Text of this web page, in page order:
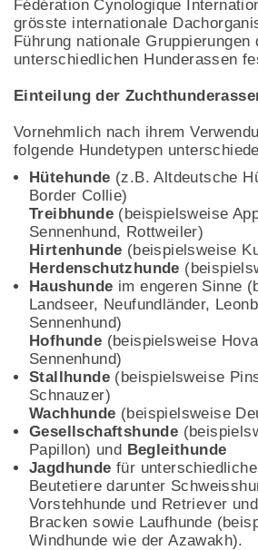
Fédération Cynologique
grösste internationale
Führung nationale Gruppierungen
unterschiedlichen Hunderassen
Einteilung der
Vornehmlich nach ihrem
folgende Hundetypen
Hütehunde (z.B. Altdeutsche
Border Collie)
Treibhunde (beispielsweise
Sennenhund, Rottweiler)
Hirtenhunde (beispielsweise
Herdenschutzhunde
Haushunde im engeren Sinne
Landseer, Neufundländer,
Sennenhund)
Hofhunde (beispielsweise
Sennenhund)
Stallhunde (beispielsweise
Schnauzer)
Wachhunde (beispielsweise
Gesellschaftshunde
Papillon) und Begleithunde
Jagdhunde für
Beutetiere darunter
Vorstehhunde und Retriever
Bracken sowie Laufhunde
Windhunde wie der Azawakh).